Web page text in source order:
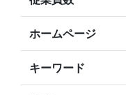
ホームページ
キーワード